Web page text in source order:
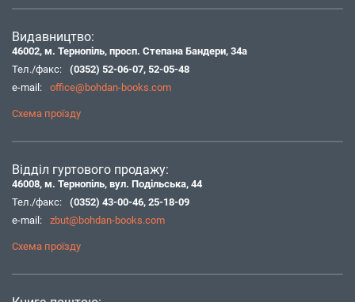
Видавництво:
46002, м. Тернопіль, просп. Степана Бандери, 34а
Тел./факс:
(0352) 52-06-07, 52-05-48
e-mail:
office@bohdan-books.com
Схема проїзду
Відділ гуртового продажу:
46008, м. Тернопіль, вул. Подільська, 44
Тел./факс:
(0352) 43-00-46, 25-18-09
e-mail:
zbut@bohdan-books.com
Схема проїзду